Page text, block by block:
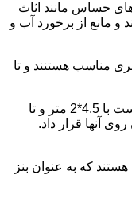
حساس مانند اثاث
و مانع از برخورد آب و
مناسب هستنند و تا
ابعاد بارگیر خاور ها به طور متوسط برابر است با 4.5*2 متر و تا
که به عنوان بنز